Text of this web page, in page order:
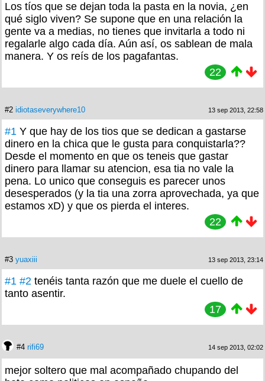
Los tíos que se dejan toda la pasta en la novia, ¿en
qué siglo viven? Se supone que en una relación la
gente va a medias, no tienes que invitarla a todo ni
regalarle algo cada día. Aún así, os sablean de mala
manera. Y os reís de los pagafantas.
22
#2 idiotaseverywhere10 13 sep 2013, 22:58
#1 Y que hay de los tios que se dedican a gastarse
dinero en la chica que le gusta para conquistarla??
Desde el momento en que os teneis que gastar
dinero para llamar su atencion, esa tia no vale la
pena. Lo unico que conseguis es parecer unos
desesperados (y la tia una zorra aprovechada, ya que
estamos xD) y que os pierda el interes.
22
#3 yuaxiii 13 sep 2013, 23:14
#1 #2 tenéis tanta razón que me duele el cuello de
tanto asentir.
17
#4 rifi69 14 sep 2013, 02:02
mejor soltero que mal acompañado chupando del